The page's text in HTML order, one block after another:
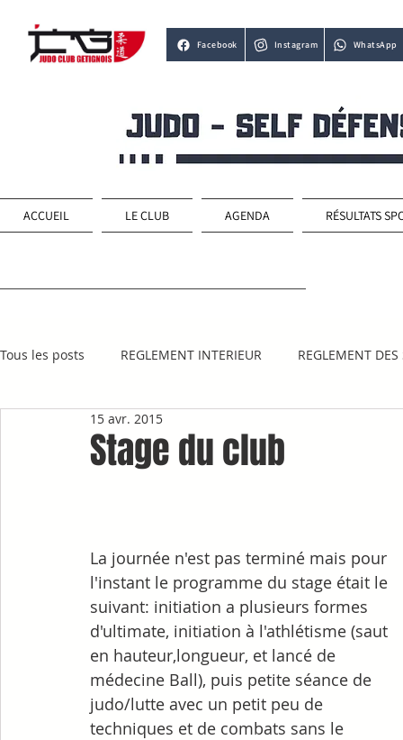
Facebook Instagram WhatsApp
ACCUEIL LE CLUB AGENDA RÉSULTATS
Tous les posts REGLEMENT INTERIEUR REGLEMENT DES
Stage du club
15 avr. 2015
La journée n'est pas terminé mais pour
l'instant le programme du stage était le
suivant: initiation a plusieurs formes
d'ultimate, initiation à l'athlétisme (saut
en hauteur,longueur, et lancé de
médecine Ball), puis petite séance de
judo/lutte avec un petit peu de
techniques et de combats sans le